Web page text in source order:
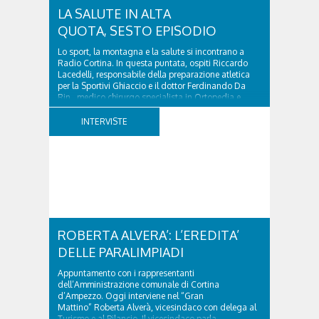
LA SALUTE IN ALTA
QUOTA, SESTO EPISODIO
Lo sport, la montagna e la salute si incontrano a
Radio Cortina. In questa puntata, ospiti Riccardo
Lacedelli, responsabile della preparazione atletica
per la Sportivi Ghiaccio e il dottor Ferdinando Da
Rin, medico chirurgo specialista in Ortopedia e
Traumatologia di Ospedale Cortina. GVM...
INTERVISTE
ROBERTA ALVERA’: L’EREDITA’
DELLE PARALIMPIADI
Appuntamento con i rappresentanti
dell’Amministrazione comunale di Cortina
d’Ampezzo. Oggi interviene nel “Gran
Mattino” Roberta Alverà, vicesindaco con delega al